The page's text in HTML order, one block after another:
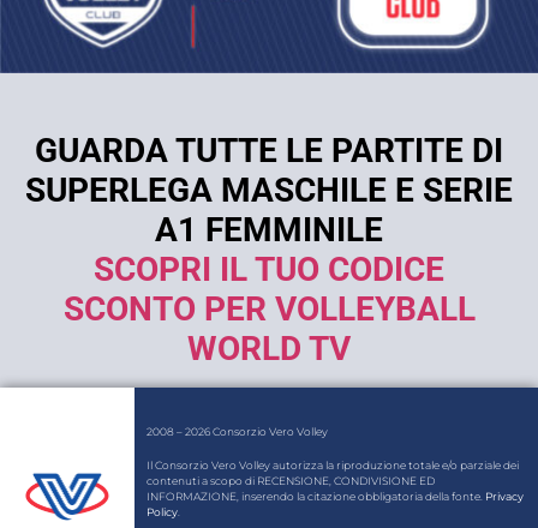
GUARDA TUTTE LE PARTITE DI
SUPERLEGA MASCHILE E SERIE
A1 FEMMINILE
SCOPRI IL TUO CODICE
SCONTO PER VOLLEYBALL
WORLD TV
2008 – 2026 Consorzio Vero Volley
Il Consorzio Vero Volley autorizza la riproduzione totale e/o parziale dei
contenuti a scopo di RECENSIONE, CONDIVISIONE ED
INFORMAZIONE, inserendo la citazione obbligatoria della fonte. Privacy
Policy